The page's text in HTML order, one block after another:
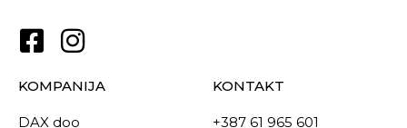
KOMPANIJA
DAX doo
KONTAKT
+387 61 965 601